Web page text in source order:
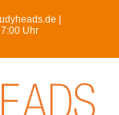
|
Uhr